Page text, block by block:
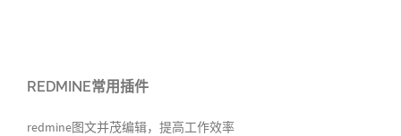
REDMINE常用插件
redmine图文并茂编辑，提高工作效率